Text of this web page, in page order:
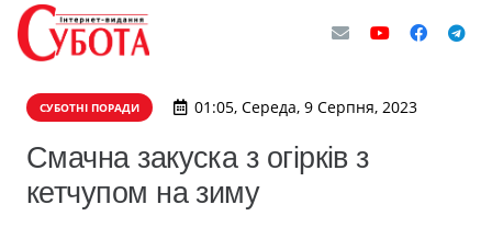
СУБОТНІ ПОРАДИ 01:05, Середа, 9 Серпня, 2023
Смачна закуска з огірків з
кетчупом на зиму